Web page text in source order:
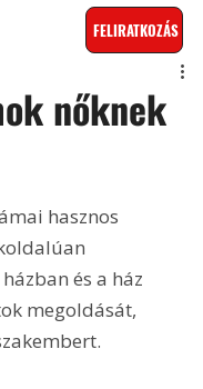
FELIRATKOZÁS
nőknek
hasznos
és a ház
megoldását,